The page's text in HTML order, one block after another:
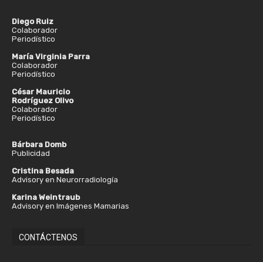
Diego Ruiz
Colaborador
Periodístico
María Virginia Parra
Colaborador
Periodístico
César Mauricio
Rodríguez Olivo
Colaborador
Periodístico
Bárbara Domb
Publicidad
Cristina Besada
Advisory en Neurorradiología
Karina Weintraub
Advisory en Imágenes Mamarias
CONTÁCTENOS